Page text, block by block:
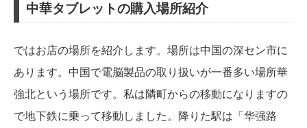
中華タブレットの購入場所紹介
ではお店の場所を紹介します。場所は中国の深セン市に
あります。中国で電脳製品の取り扱いが一番多い場所華
強北という場所です。私は隣町からの移動になりますの
で地下鉄に乗って移動しました。降りた駅は「华强路